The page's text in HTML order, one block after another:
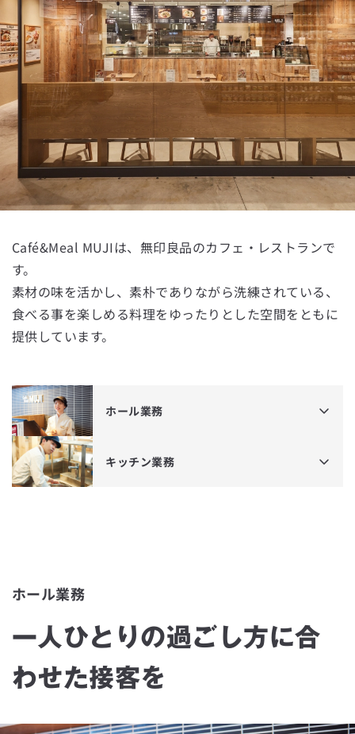
Café&Meal MUJIは、無印良品のカフェ・レストランで
す。
素材の味を活かし、素朴でありながら洗練されている、
食べる事を楽しめる料理をゆったりとした空間をともに
提供しています。
ホール業務
キッチン業務
ホール業務
一人ひとりの過ごし方に合
わせた接客を